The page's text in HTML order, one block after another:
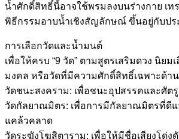
น้ำศักดิ์สิทธิ์นี้อาจใช้พรมลงบนร่างกาย เท
พิธีกรรมอาบน้ำเชิงสัญลักษณ์ ขึ้นอยู่กับปร
การเลือกวัดและน้ำมนต์
เพื่อให้ครบ “9 วัด” ตามสูตรเสริมดวง นิยม
มงคล หรือวัดที่มีความศักดิ์สิทธิ์เฉพาะด้าน
วัดชนะสงคราม: เพื่อชนะอุปสรรคและศัตรู
วัดกัลยาณมิตร: เพื่อการมีกัลยาณมิตรที่ดีแ
แคล้วคลาด
วัดระฆังโฆสิตาราม: เพื่อให้มีชื่อเสียงโด่